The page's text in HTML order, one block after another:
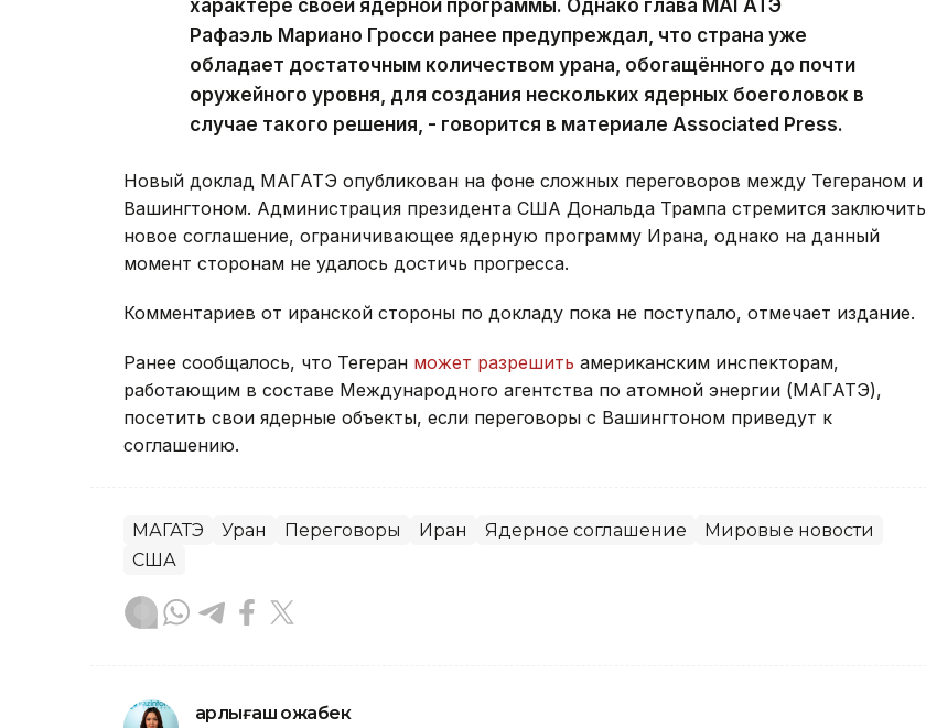
характере своей ядерной программы. Однако глава МАГАТЭ
Рафаэль Мариано Гросси ранее предупреждал, что страна уже
обладает достаточным количеством урана, обогащённого до почти
оружейного уровня, для создания нескольких ядерных боеголовок в
случае такого решения, - говорится в материале Associated Press.
Новый доклад МАГАТЭ опубликован на фоне сложных переговоров между Тегераном и
Вашингтоном. Администрация президента США Дональда Трампа стремится заключить
новое соглашение, ограничивающее ядерную программу Ирана, однако на данный
момент сторонам не удалось достичь прогресса.
Комментариев от иранской стороны по докладу пока не поступало, отмечает издание.
Ранее сообщалось, что Тегеран может разрешить американским инспекторам,
работающим в составе Международного агентства по атомной энергии (МАГАТЭ),
посетить свои ядерные объекты, если переговоры с Вашингтоном приведут к
соглашению.
МАГАТЭ Уран Переговоры Иран Ядерное соглашение
Мировые новости
США
Қарлығаш Қожабек